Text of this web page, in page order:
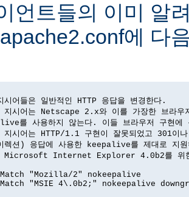
언트들의 이미 알
에 다
어들은 일반적인 HTTP 응답을 변경한다.
지시어는 Netscape 2.x와 이를 가장한 브라우
를 사용하지 않는다. 이들 브라우저 구현에
지시어는 HTTP/1.1 구현이 잘못되었고 301이
렉션) 응답에 사용한 keepalive를 제대로 지원
Microsoft Internet Explorer 4.0b2를 위
"Mozilla/2" nokeepalive
"MSIE 4\.0b2;" nokeepalive